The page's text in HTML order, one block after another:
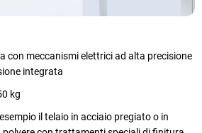
con meccanismi elettrici ad alta precisione
integrata
kg
il telaio in acciaio pregiato o in